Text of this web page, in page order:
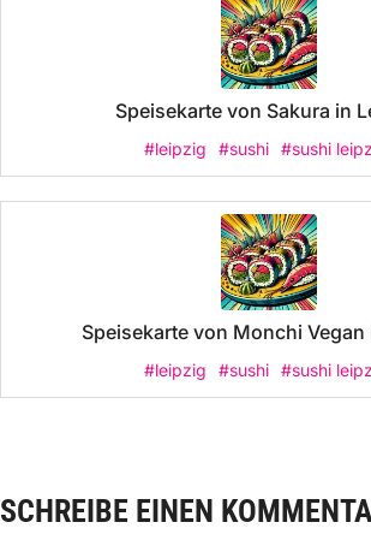
Speisekarte von Sakura in
#leipzig #sushi #sushi
Speisekarte von Monchi Vegan
#leipzig #sushi #sushi
SCHREIBE EINEN